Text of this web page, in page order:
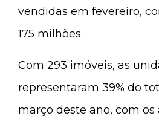
vendidas em fevereiro,
175 milhões.
Com 293 imóveis, as
representaram 39% do
março deste ano, com